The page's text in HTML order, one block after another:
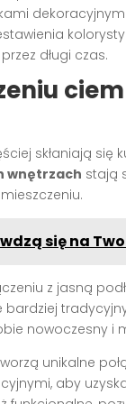
długi czas.
skłaniają się
wnętrzach stają
się na
z jasną
nowoczesny i
unikalne
aby